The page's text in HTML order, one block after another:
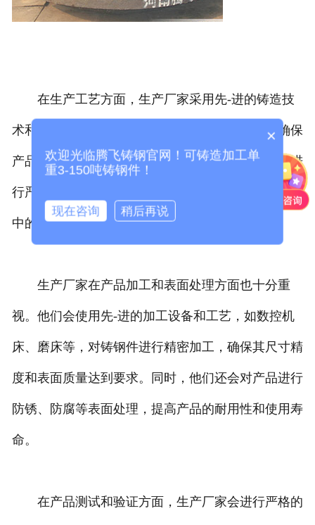
在生产工艺方面，生产厂家采用先-进的铸造技
术和设备，如自动化铸造线、真空熔炼设备等，确保
产品的铸造过程稳定可控。他们还会对每一道工序进
行严格的质量检验和控制，及时发现和纠正生产过程
中的问题，避免缺陷产品的出现。
生产厂家在产品加工和表面处理方面也十分重
视。他们会使用先-进的加工设备和工艺，如数控机
床、磨床等，对铸钢件进行精密加工，确保其尺寸精
度和表面质量达到要求。同时，他们还会对产品进行
防锈、防腐等表面处理，提高产品的耐用性和使用寿
命。
在产品测试和验证方面，生产厂家会进行严格的
×
欢迎光临腾飞铸钢官网！可铸造加工单
重3-150吨铸钢件！
现在咨询 稍后再说